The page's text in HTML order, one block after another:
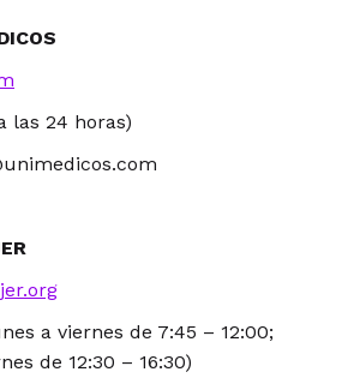
las 24 horas)
a viernes de 7:45 – 12:00;
de 12:30 – 16:30)